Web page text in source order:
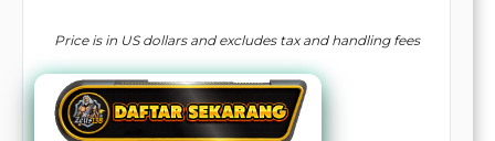
a single
end
product
which
Price is in US dollars and excludes tax and handling fees